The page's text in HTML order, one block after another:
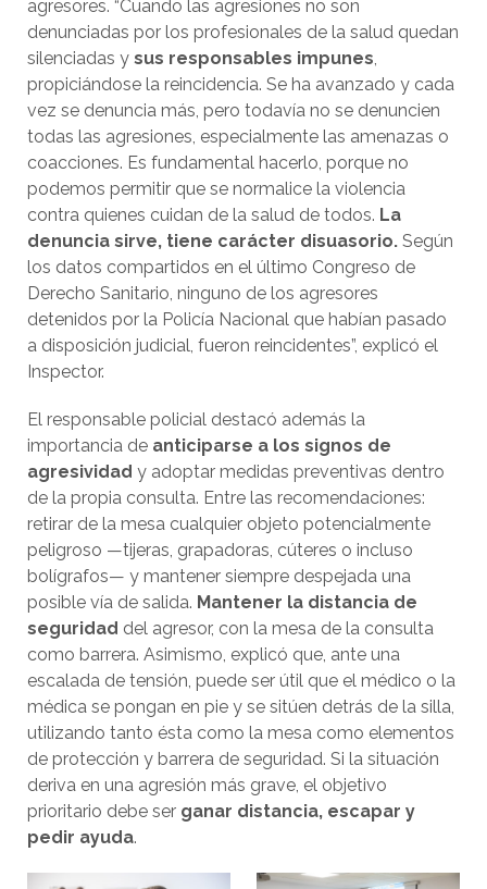
agresores. “Cuando las agresiones no son
denunciadas por los profesionales de la salud quedan
silenciadas y sus responsables impunes,
propiciándose la reincidencia. Se ha avanzado y cada
vez se denuncia más, pero todavía no se denuncien
todas las agresiones, especialmente las amenazas o
coacciones. Es fundamental hacerlo, porque no
podemos permitir que se normalice la violencia
contra quienes cuidan de la salud de todos. La
denuncia sirve, tiene carácter disuasorio. Según
los datos compartidos en el último Congreso de
Derecho Sanitario, ninguno de los agresores
detenidos por la Policía Nacional que habían pasado
a disposición judicial, fueron reincidentes”, explicó el
Inspector.
El responsable policial destacó además la
importancia de anticiparse a los signos de
agresividad y adoptar medidas preventivas dentro
de la propia consulta. Entre las recomendaciones:
retirar de la mesa cualquier objeto potencialmente
peligroso —tijeras, grapadoras, cúteres o incluso
bolígrafos— y mantener siempre despejada una
posible vía de salida. Mantener la distancia de
seguridad del agresor, con la mesa de la consulta
como barrera. Asimismo, explicó que, ante una
escalada de tensión, puede ser útil que el médico o la
médica se pongan en pie y se sitúen detrás de la silla,
utilizando tanto ésta como la mesa como elementos
de protección y barrera de seguridad. Si la situación
deriva en una agresión más grave, el objetivo
prioritario debe ser ganar distancia, escapar y
pedir ayuda.